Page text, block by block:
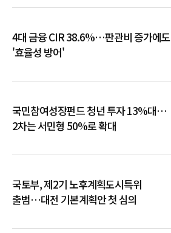
4대 금융 CIR 38.6%…판관비 증가에도
'효율성 방어'
국민참여성장펀드 청년 투자 13%대…
2차는 서민형 50%로 확대
국토부, 제2기 노후계획도시특위
출범…대전 기본계획안 첫 심의